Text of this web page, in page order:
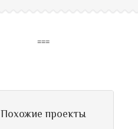
===
Похожие проекты